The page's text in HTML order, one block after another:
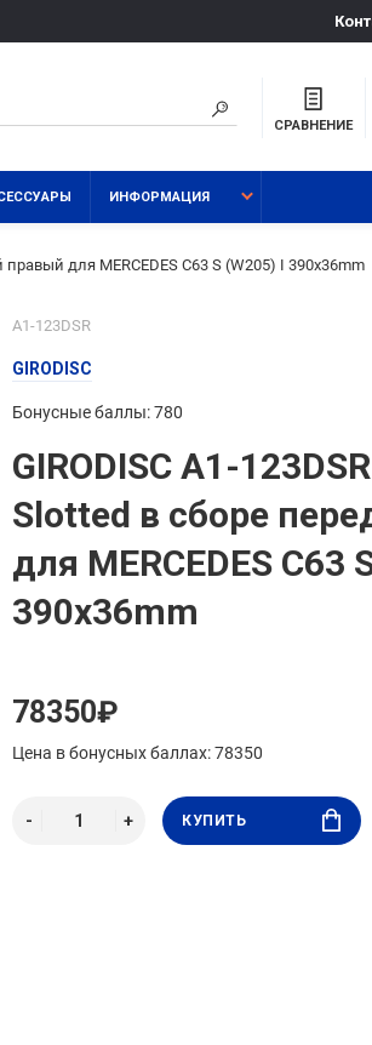
СРАВНЕНИЕ
ИНФОРМАЦИЯ
для MERCEDES C63 S (W205) I 390x36mm
A1-123DSR
GIRODISC
Бонусные баллы: 780
GIRODISC A1-
Slotted в сборе
для MERCEDES C63
390x36mm
78350₽
Цена в бонусных баллах: 78350
КУПИТЬ